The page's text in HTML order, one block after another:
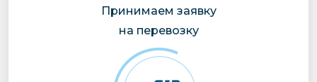
Принимаем заявку
на перевозку